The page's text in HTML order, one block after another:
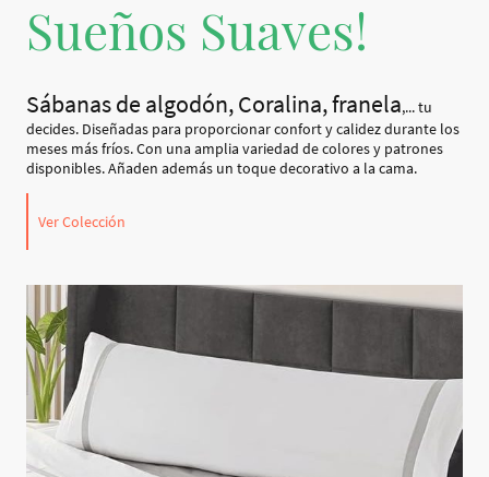
Sueños Suaves!
Sábanas de algodón, Coralina, franela,... tu
decides. Diseñadas para proporcionar confort y calidez durante los
meses más fríos. Con una amplia variedad de colores y patrones
disponibles. Añaden además un toque decorativo a la cama.
Ver Colección